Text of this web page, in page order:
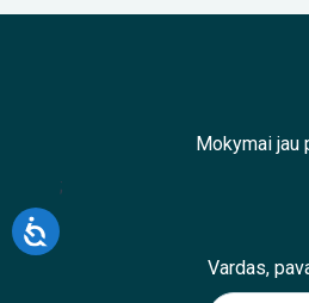
Mokymai jau
;
Vardas,